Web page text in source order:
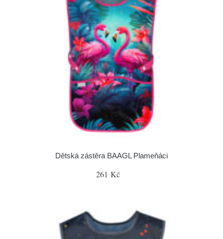
Dětská zástěra BAAGL Plameňáci
261 Kč